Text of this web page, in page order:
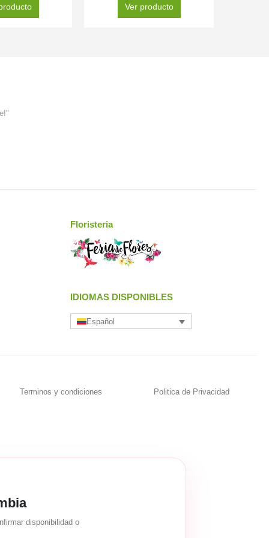
Ver producto
Floristeria
IDIOMAS DISPONIBLES
Español
Terminos y condiciones Politica de Privacidad
disponibilidad o